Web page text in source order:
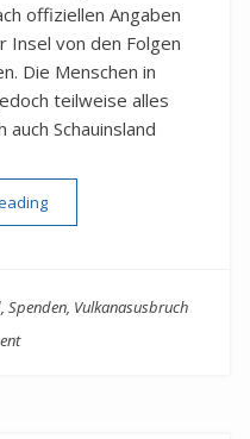
offiziellen Angaben
Insel von den Folgen
Die Menschen in
teilweise alles
Schauinsland
“Unser Herz schlägt für La
, Spenden, Vulkanasusbruch